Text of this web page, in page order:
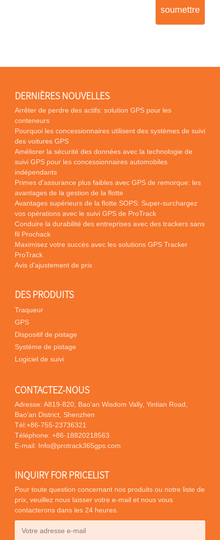
soumettre
DERNIÈRES NOUVELLES
Arrêter de perdre des actifs: solution GPS pour les
conteneurs
Pourquoi les concessionnaires utilisent des systèmes de suivi
des voitures GPS
Améliorer la sécurité des données avec la technologie de
suivi GPS pour les concessionnaires automobiles
indépendants
Primes d'assurance plus faibles avec GPS de remorque: les
avantages de la gestion de la flotte
Avantages supérieurs de la flotte SOPS: Super-surchargez
vos opérations avec le suivi GPS de ProTrack
Conduire la durabilité des entreprises avec des trackers sans
fil Prochack
Maximisez votre succès avec les solutions GPS Tracker
ProTrack
Avis d'ajustement de prix
DES PRODUITS
Traqueur
GPS
Dispositif de pistage
Système de pistage
Logiciel de suivi
CONTACTEZ-NOUS
Adresse: A819-820, Bao'an Wisdom Vally, Yintian Road,
Bao'an District, Shenzhen
Tél:+86-755-23736321
Téléphone: +86-18820218563
E-mail: Info@protrack365gps.com
INQUIRY FOR PRICELIST
Pour toute question concernant nos produits ou notre liste de
prix, veuillez nous laisser votre e-mail et nous vous
contacterons dans les 24 heures.